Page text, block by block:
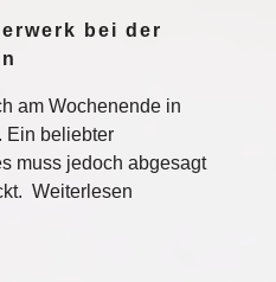
bei der
am Wochenende in
Ein beliebter
muss jedoch abgesagt
Weiterlesen